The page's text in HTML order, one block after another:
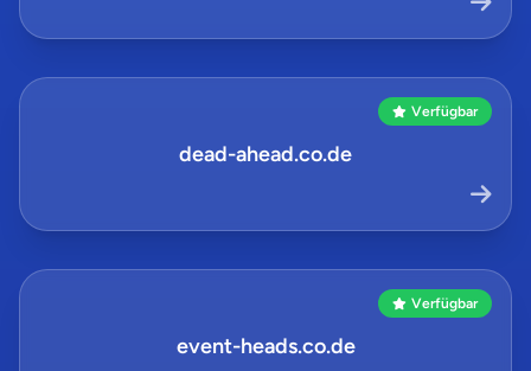
Verfügbar
dead-ahead.co.de
Verfügbar
event-heads.co.de